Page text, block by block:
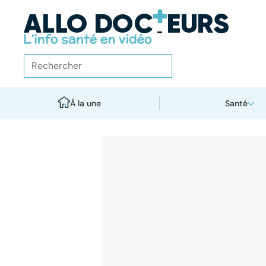
À la une Santé